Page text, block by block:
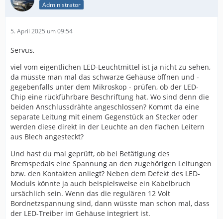
Administrator
5. April 2025 um 09:54
Servus,
viel vom eigentlichen LED-Leuchtmittel ist ja nicht zu sehen,
da müsste man mal das schwarze Gehäuse öffnen und -
gegebenfalls unter dem Mikroskop - prüfen, ob der LED-
Chip eine rückführbare Beschriftung hat. Wo sind denn die
beiden Anschlussdrähte angeschlossen? Kommt da eine
separate Leitung mit einem Gegenstück an Stecker oder
werden diese direkt in der Leuchte an den flachen Leitern
aus Blech angesteckt?
Und hast du mal geprüft, ob bei Betätigung des
Bremspedals eine Spannung an den zugehörigen Leitungen
bzw. den Kontakten anliegt? Neben dem Defekt des LED-
Moduls könnte ja auch beispielsweise ein Kabelbruch
ursächlich sein. Wenn das die regulären 12 Volt
Bordnetzspannung sind, dann wüsste man schon mal, dass
der LED-Treiber im Gehäuse integriert ist.